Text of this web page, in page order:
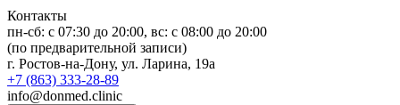
Контакты
пн-сб: c 07:30 до 20:00, вс: с 08:00 до 20:00
(по предварительной записи)
г. Ростов-на-Дону, ул. Ларина, 19а
+7 (863) 333-28-89
info@donmed.clinic